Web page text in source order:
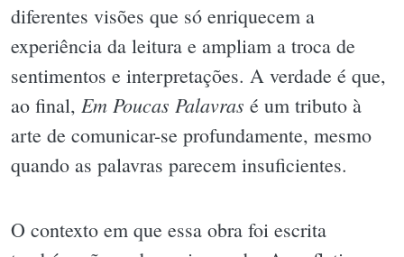
diferentes visões que só enriquecem a
experiência da leitura e ampliam a troca de
sentimentos e interpretações. A verdade é que,
ao final, Em Poucas Palavras é um tributo à
arte de comunicar-se profundamente, mesmo
quando as palavras parecem insuficientes.
O contexto em que essa obra foi escrita